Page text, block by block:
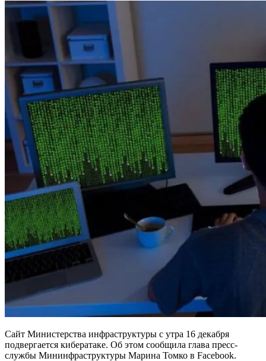
Сайт Министерства инфраструктуры с утра 16 декабря
подвергается кибератаке. Об этом сообщила глава пресс-
службы Мининфраструктуры Марина Томко в Facebook.